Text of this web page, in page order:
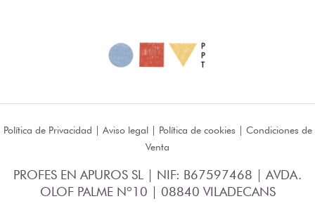
Política de Privacidad | Aviso legal| Política de cookies | Condiciones de
Venta
PROFES EN APUROS SL | NIF: B67597468 | AVDA.
OLOF PALME Nº10 | 08840 VILADECANS